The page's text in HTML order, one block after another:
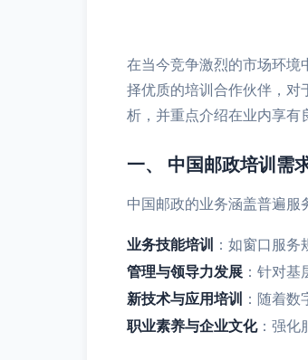
在当今竞争激烈的市场环境
择优质的培训合作伙伴，对
析，并重点介绍在业内享
一、 中国邮政培训需
中国邮政的业务涵盖普遍服
业务技能培训 ：如窗口服
管理与领导力发展 ：针对
新技术与应用培训 ：随着
职业素养与企业文化：强化